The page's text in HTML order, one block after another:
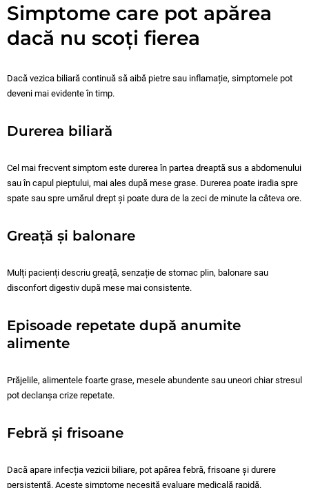
Simptome care pot apărea
dacă nu scoți fierea
Dacă vezica biliară continuă să aibă pietre sau inflamație, simptomele pot
deveni mai evidente în timp.
Durerea biliară
Cel mai frecvent simptom este durerea în partea dreaptă sus a abdomenului
sau în capul pieptului, mai ales după mese grase. Durerea poate iradia spre
spate sau spre umărul drept și poate dura de la zeci de minute la câteva ore.
Greață și balonare
Mulți pacienți descriu greață, senzație de stomac plin, balonare sau
disconfort digestiv după mese mai consistente.
Episoade repetate după anumite
alimente
Prăjelile, alimentele foarte grase, mesele abundente sau uneori chiar stresul
pot declanșa crize repetate.
Febră și frisoane
Dacă apare infecția vezicii biliare, pot apărea febră, frisoane și durere
persistentă. Aceste simptome necesită evaluare medicală rapidă.